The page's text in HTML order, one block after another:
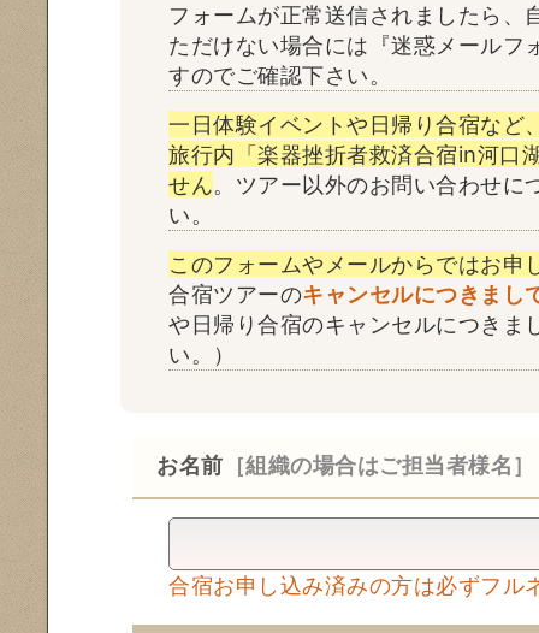
フォームが正常送信されましたら、
ただけない場合には『迷惑メールフ
すのでご確認下さい。
一日体験イベントや日帰り合宿など
旅行内「楽器挫折者救済合宿in河口
せん。ツアー以外のお問い合わせに
い。
このフォームやメールからではお申
合宿ツアーのキャンセルにつきまし
や日帰り合宿のキャンセルにつきま
い。）
お名前 ［組織の場合はご担当者様名］
合宿お申し込み済みの方は必ずフル